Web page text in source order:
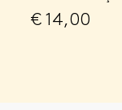
€14,00